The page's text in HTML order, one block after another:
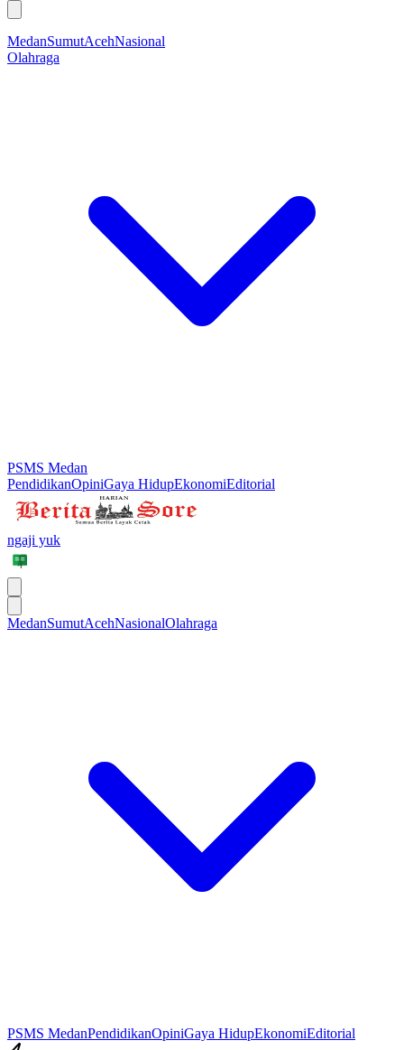
MedanSumutAcehNasional
Olahraga
PSMS Medan
PendidikanOpiniGaya HidupEkonomiEditorial
ngaji yuk
MedanSumutAcehNasionalOlahraga
PSMS MedanPendidikanOpiniGaya HidupEkonomiEditorial